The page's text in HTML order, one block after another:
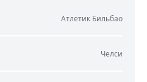
Атлетик Бильбао
Челси